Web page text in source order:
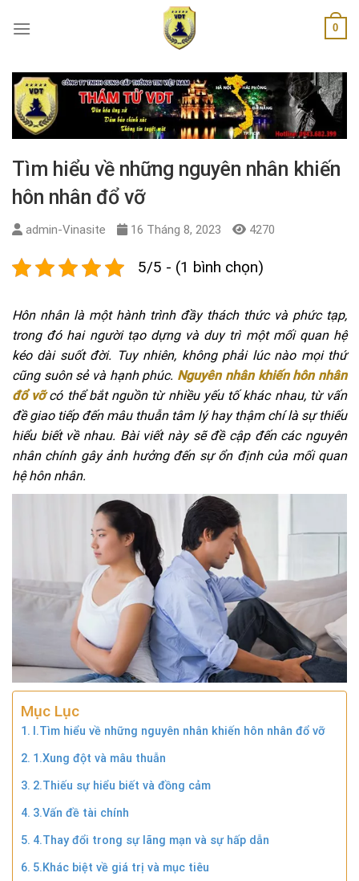
0
Tìm hiểu về những nguyên nhân khiến
hôn nhân đổ vỡ
admin-Vinasite 16 Tháng 8, 2023 4270
5/5 - (1 bình chọn)
Hôn nhân là một hành trình đầy thách thức và phức tạp,
trong đó hai người tạo dựng và duy trì một mối quan hệ
kéo dài suốt đời. Tuy nhiên, không phải lúc nào mọi thứ
cũng suôn sẻ và hạnh phúc. Nguyên nhân khiến hôn nhân
đổ vỡcó thể bắt nguồn từ nhiều yếu tố khác nhau, từ vấn
đề giao tiếp đến mâu thuẫn tâm lý hay thậm chí là sự thiếu
hiểu biết về nhau. Bài viết này sẽ đề cập đến các nguyên
nhân chính gây ảnh hưởng đến sự ổn định của mối quan
hệ hôn nhân.
Mục Lục
I.Tìm hiểu về những nguyên nhân khiến hôn nhân đổ vỡ
1.Xung đột và mâu thuẫn
2.Thiếu sự hiểu biết và đồng cảm
3.Vấn đề tài chính
4.Thay đổi trong sự lãng mạn và sự hấp dẫn
5.Khác biệt về giá trị và mục tiêu